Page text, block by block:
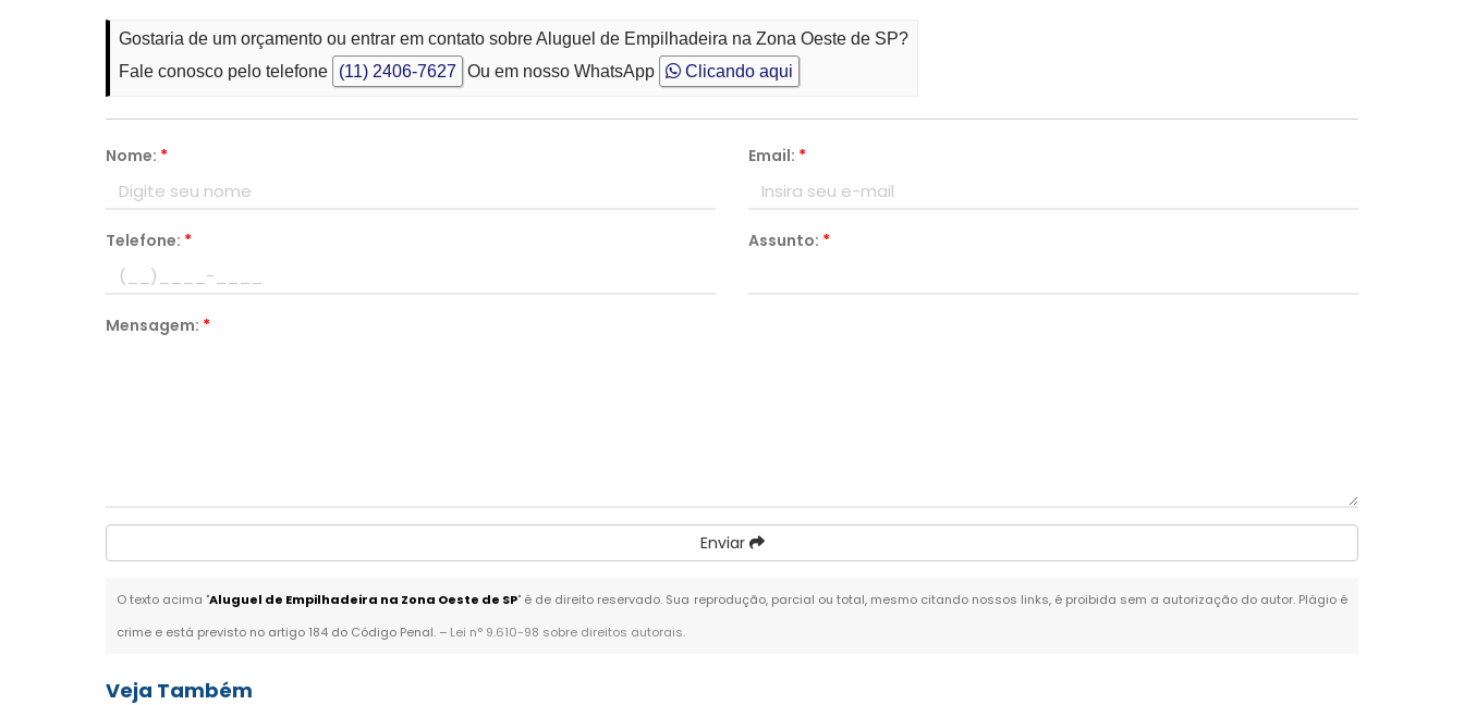
Gostaria de um orçamento ou entrar em contato sobre Aluguel de Empilhadeira na Zona Oeste de SP?
Fale conosco pelo telefone
(11) 2406-7627 Ou em nosso WhatsApp Clicando aqui
Nome: * Email: *
Telefone: * Assunto: *
Mensagem: *
Enviar
O texto acima "Aluguel de Empilhadeira na Zona Oeste de SP" é de direito reservado. Sua reprodução, parcial ou total, mesmo citando nossos links, é proibida sem a autorização do autor. Plágio é
crime e está previsto no artigo 184 do Código Penal. – Lei n° 9.610-98 sobre direitos autorais.
Veja Também